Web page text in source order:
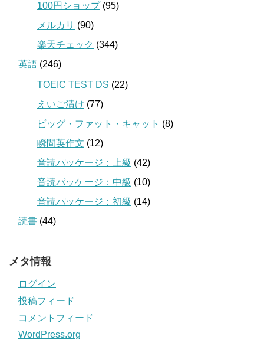
100円ショップ(95)
メルカリ (90)
楽天チェック (344)
英語 (246)
TOEIC TEST DS (22)
えいご漬け (77)
ビッグ・ファット・キャット (8)
瞬間英作文 (12)
音読パッケージ：上級 (42)
音読パッケージ：中級 (10)
音読パッケージ：初級 (14)
読書 (44)
メタ情報
ログイン
投稿フィード
コメントフィード
WordPress.org